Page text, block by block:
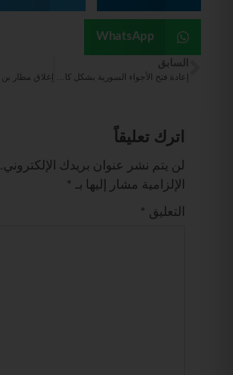
WhatsApp
السابق
اترك تعليقاً
لن يتم نشر عنوان بريدك الإلكتروني.
الإلزامية مشار إليها بـ
*
التعليق *